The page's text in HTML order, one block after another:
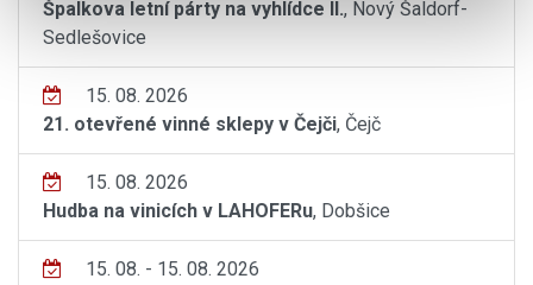
Špalkova letní párty na vyhlídce II., Nový Šaldorf-
Sedlešovice
15. 08. 2026
21. otevřené vinné sklepy v Čejči, Čejč
15. 08. 2026
Hudba na vinicích v LAHOFERu, Dobšice
15. 08. - 15. 08. 2026